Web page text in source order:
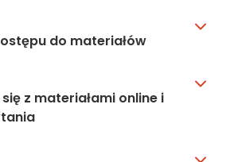
do materiałów
z materiałami online i